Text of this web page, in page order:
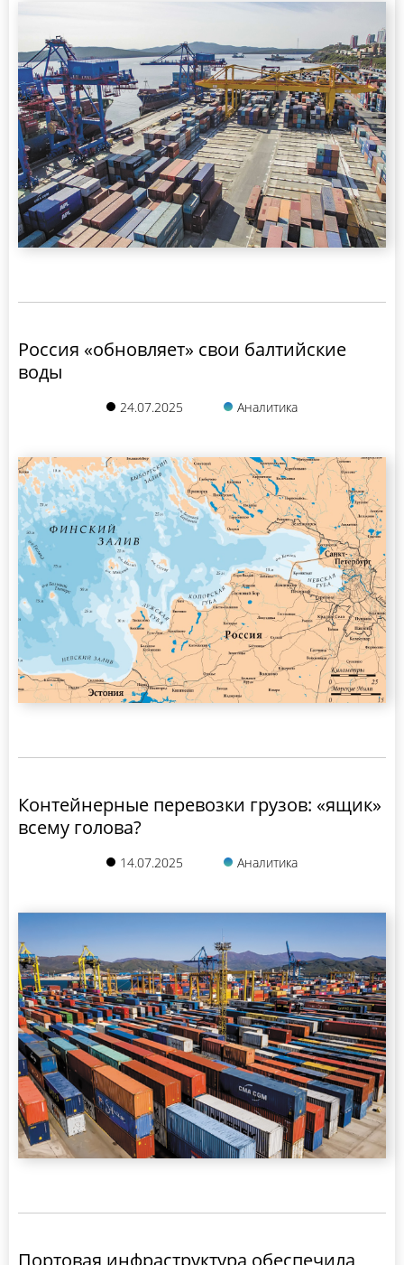
Россия «обновляет» свои балтийские
воды
24.07.2025 Аналитика
Контейнерные перевозки грузов: «ящик»
всему голова?
14.07.2025 Аналитика
Портовая инфраструктура обеспечила